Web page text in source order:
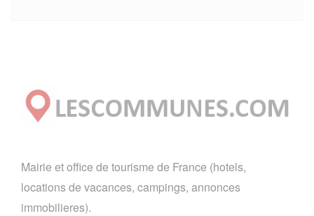
Mairie et office de tourisme de France (hotels,
locations de vacances, campings, annonces
immobilieres).